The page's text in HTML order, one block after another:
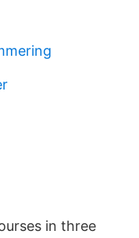
in three